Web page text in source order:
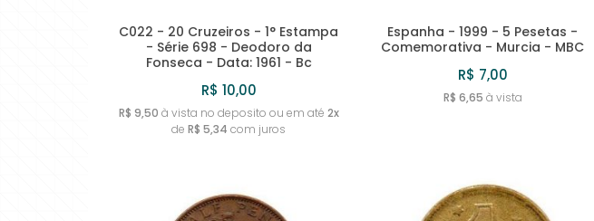
C022 - 20 Cruzeiros - 1° Estampa
- Série 698 - Deodoro da
Fonseca - Data: 1961 - Bc
R$ 10,00
R$ 9,50 à vista no deposito ou em até 2x
de R$ 5,34 com juros
Espanha - 1999 - 5 Pesetas -
Comemorativa - Murcia - MBC
R$ 7,00
R$ 6,65 à vista